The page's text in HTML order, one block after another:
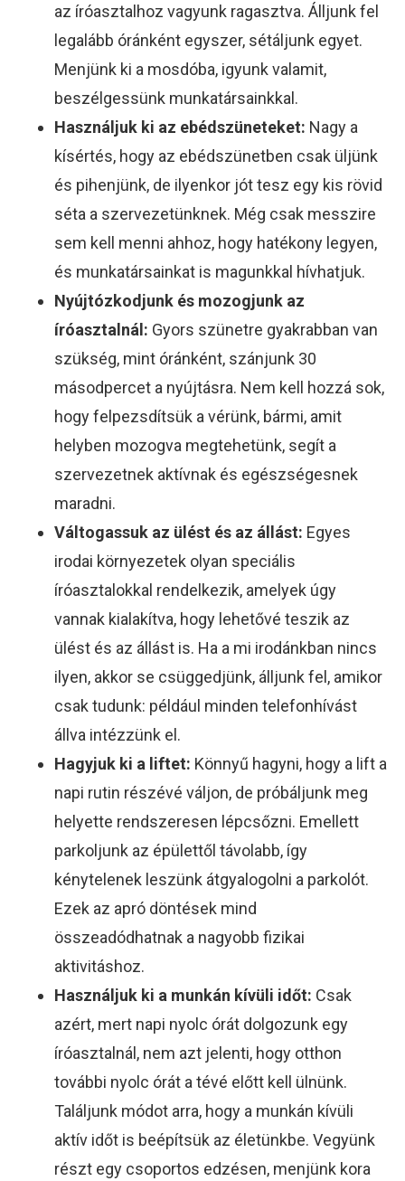
az íróasztalhoz vagyunk ragasztva. Álljunk fel
legalább óránként egyszer, sétáljunk egyet.
Menjünk ki a mosdóba, igyunk valamit,
beszélgessünk munkatársainkkal.
Használjuk ki az ebédszüneteket: Nagy a
kísértés, hogy az ebédszünetben csak üljünk
és pihenjünk, de ilyenkor jót tesz egy kis rövid
séta a szervezetünknek. Még csak messzire
sem kell menni ahhoz, hogy hatékony legyen,
és munkatársainkat is magunkkal hívhatjuk.
Nyújtózkodjunk és mozogjunk az
íróasztalnál: Gyors szünetre gyakrabban van
szükség, mint óránként, szánjunk 30
másodpercet a nyújtásra. Nem kell hozzá sok,
hogy felpezsdítsük a vérünk, bármi, amit
helyben mozogva megtehetünk, segít a
szervezetnek aktívnak és egészségesnek
maradni.
Váltogassuk az ülést és az állást: Egyes
irodai környezetek olyan speciális
íróasztalokkal rendelkezik, amelyek úgy
vannak kialakítva, hogy lehetővé teszik az
ülést és az állást is. Ha a mi irodánkban nincs
ilyen, akkor se csüggedjünk, álljunk fel, amikor
csak tudunk: például minden telefonhívást
állva intézzünk el.
Hagyjuk ki a liftet: Könnyű hagyni, hogy a lift a
napi rutin részévé váljon, de próbáljunk meg
helyette rendszeresen lépcsőzni. Emellett
parkoljunk az épülettől távolabb, így
kénytelenek leszünk átgyalogolni a parkolót.
Ezek az apró döntések mind
összeadódhatnak a nagyobb fizikai
aktivitáshoz.
Használjuk ki a munkán kívüli időt: Csak
azért, mert napi nyolc órát dolgozunk egy
íróasztalnál, nem azt jelenti, hogy otthon
további nyolc órát a tévé előtt kell ülnünk.
Találjunk módot arra, hogy a munkán kívüli
aktív időt is beépítsük az életünkbe. Vegyünk
részt egy csoportos edzésen, menjünk kora